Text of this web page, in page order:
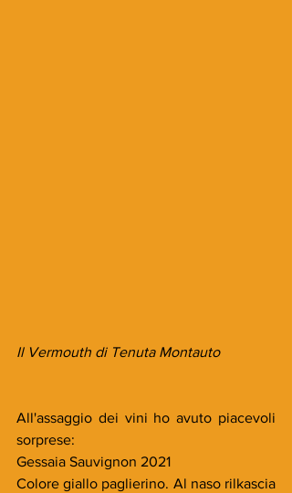
Il Vermouth di Tenuta Montauto
All'assaggio dei vini ho avuto piacevoli
sorprese:
Gessaia Sauvignon 2021
Colore giallo paglierino. Al naso rilkascia